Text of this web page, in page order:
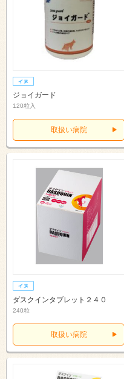
ジョイガード
120粒入
取扱い病院
ダスクインタブレット２４０
240粒
取扱い病院